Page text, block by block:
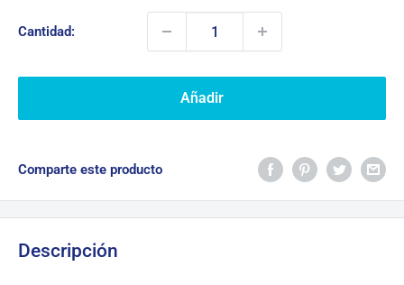
venta
Cantidad:
Añadir
Comparte este producto
Descripción